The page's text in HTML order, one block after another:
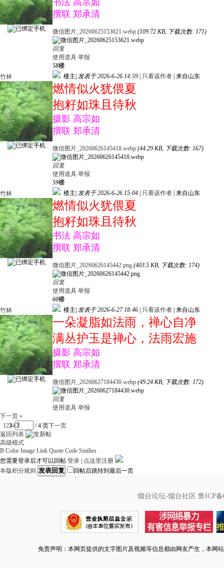
书法 高宗如
撰联 郑承清
微信图片_20260625153621.webp (109.72 KB, 下载次数: 171)
回复
使用道具 举报
竹林
58楼
楼主 发表于 2026-6-26 14:59 只看该作者 来自山东
燃情似火犹偎夏
抱籽如珠且待秋
摄影 高宗如
撰联 郑承清
微信图片_20260626145418.webp (44.29 KB, 下载次数: 167)
回复
使用道具 举报
竹林
59楼
楼主 发表于 2026-6-26 15:04 只看该作者 来自山东
燃情似火犹偎夏
抱籽如珠且待秋
书法 高宗如
撰联 郑承清
微信图片_20260626145442.png (403.5 KB, 下载次数: 174)
回复
使用道具 举报
竹林
60楼
楼主 发表于 2026-6-27 18:46 只看该作者 来自山东
一朵凝脂如法雨，禅心自净
满丛护玉是禅心，法雨宏施
摄影 高宗如
撰联 郑承清
微信图片_20260627184430.webp (49.24 KB, 下载次数: 172)
回复
使用道具 举报
下一页 »
1234 / 4 页下一页
返回列表
高级模式
B Color Image Link Quote Code Smilies
您需要登录后才可以回帖 登录
点这里注册
本版积分规则 发表回复 回帖后跳转到最后一页
烟台论坛-烟台社区 鲁ICP备
免责声明：本网页提供的文字图片及视频等信息都由网友产生，本网